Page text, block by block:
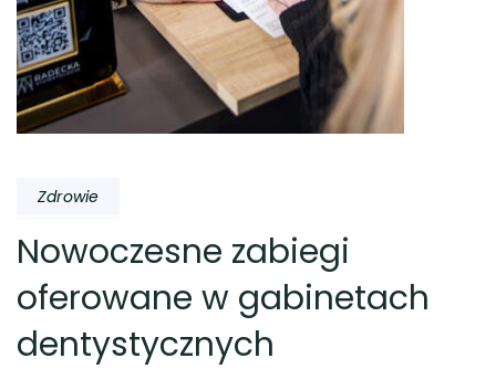
Zdrowie
Nowoczesne zabiegi
oferowane w gabinetach
dentystycznych